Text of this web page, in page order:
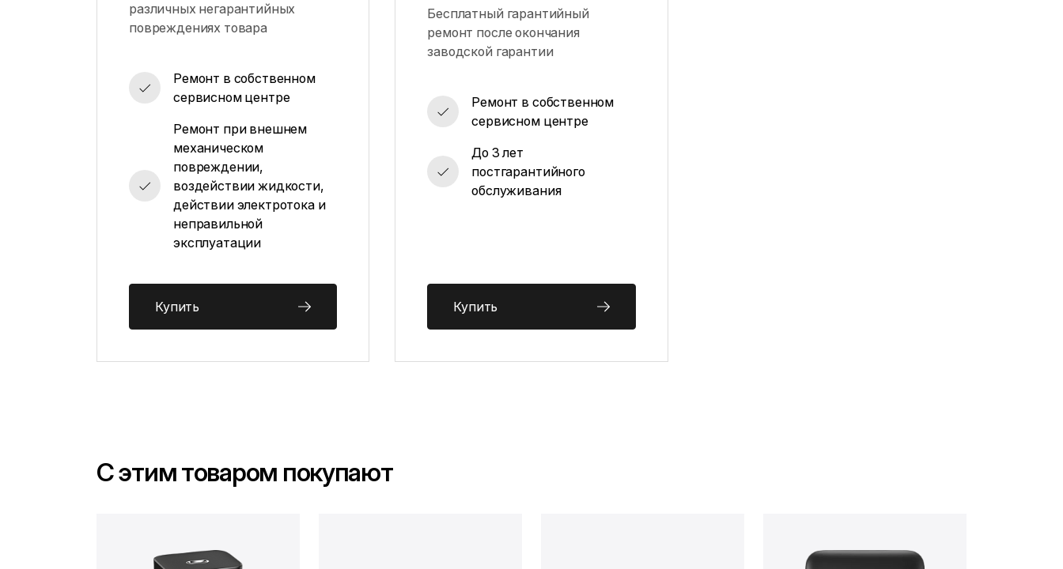
различных негарантийных
повреждениях товара
Ремонт в собственном
сервисном центре
Ремонт при внешнем
механическом
повреждении,
воздействии жидкости,
действии электротока и
неправильной
эксплуатации
Купить
Бесплатный гарантийный
ремонт после окончания
заводской гарантии
Ремонт в собственном
сервисном центре
До 3 лет
постгарантийного
обслуживания
Купить
C этим товаром покупают